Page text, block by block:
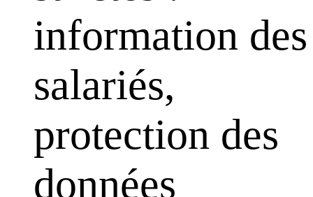
information des
salariés,
protection des
données